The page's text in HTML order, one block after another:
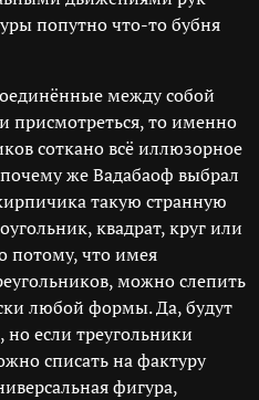
попутно что-то бубня
между собой
присмотреться, то именно
соткано всё иллюзорное
же Вадабаоф выбрал
такую странную
квадрат, круг или
потому, что имея
можно слепить
любой формы. Да, будут
если треугольники
списать на фактуру
фигура,